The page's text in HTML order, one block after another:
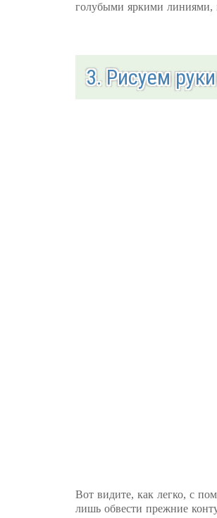
голубыми яркими линиями,
3. Рисуем
Вот видите, как легко, с
лишь обвести прежние